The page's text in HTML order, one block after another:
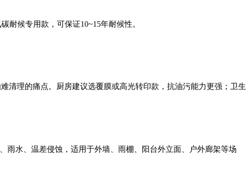
耐候专用款，可保证10~15年耐候性。
清理的痛点。厨房建议选覆膜或高光转印款，抗油污能力更强；卫生
雨水、温差侵蚀，适用于外墙、雨棚、阳台外立面、户外廊架等场